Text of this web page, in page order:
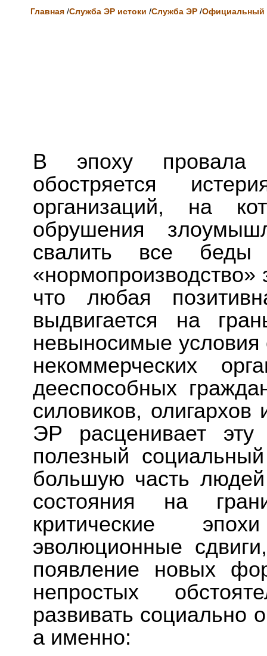
Главная /Служба ЭР истоки /Служба ЭР /Официальный
В эпоху провала
обостряется
организаций, на
обрушения
свалить все беды
«нормопроизводство»
что любая
выдвигается на
невыносимые условия
некоммерческих
дееспособных
силовиков,
ЭР расценивает эту
полезный
большую часть
состояния на
критические
эволюционные
появление новых
непростых
развивать социально
а именно: